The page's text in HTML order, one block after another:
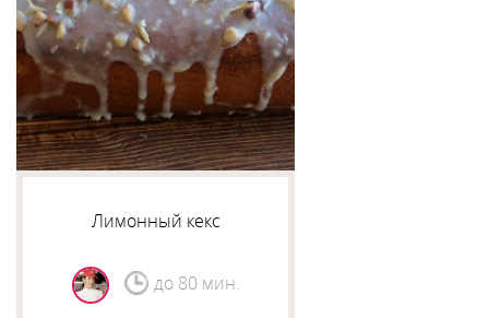
Лимонный кекс
до 80 мин.